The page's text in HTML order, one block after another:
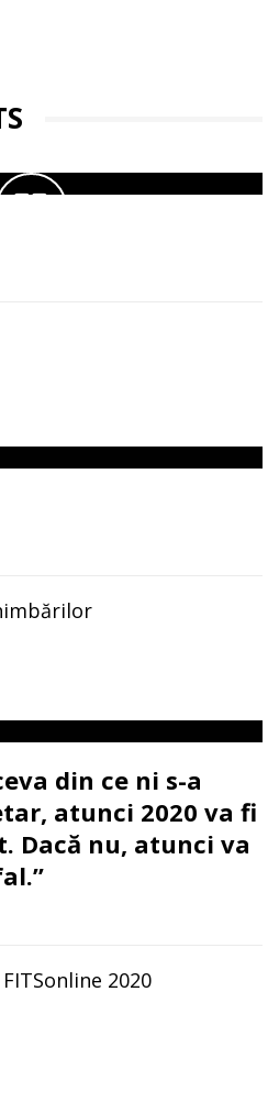
din ce ni s-a
atunci 2020 va fi
Dacă nu, atunci va
2020